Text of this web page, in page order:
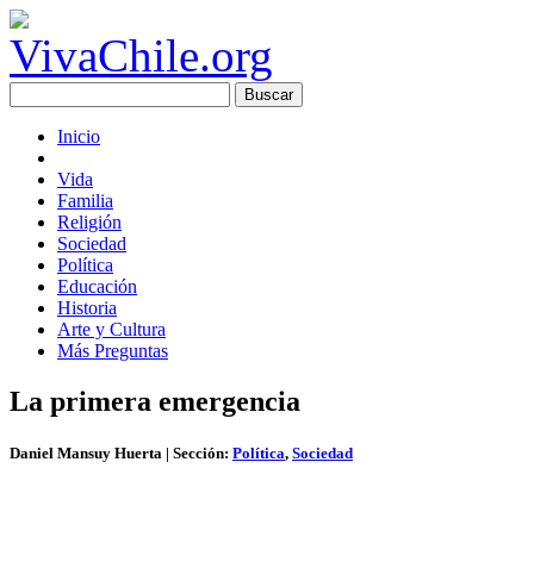
Inicio
Vida
Familia
Religión
Sociedad
Política
Educación
Historia
Arte y Cultura
Más Preguntas
La primera emergencia
Daniel Mansuy Huerta | Sección: Política, Sociedad